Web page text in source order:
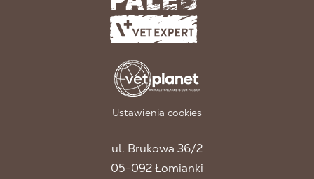
Ustawienia cookies
ul. Brukowa 36/2
05-092 Łomianki